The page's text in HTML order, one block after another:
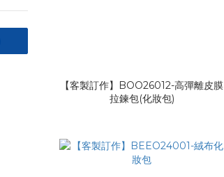
【客製訂作】BOO26012-高彈離皮膜
拉鍊包(化妝包)